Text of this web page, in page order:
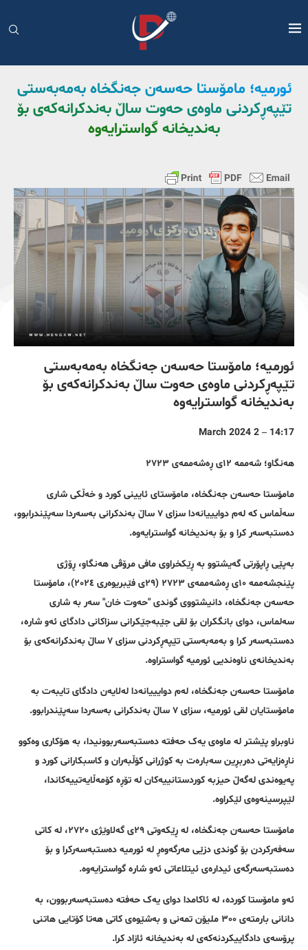
ئورمیە؛ مامۆستا حەسەن جەنگخاە بەمەبەستی
تێپەڕکردنی ماوەی حەوت ساڵ بەندکرانەکەی بۆ
بەندیخانە گواسترایەوە
ئورمیە؛ مامۆستا حەسەن جەنگخاە بەمەبەستی
تێپەڕکردنی ماوەی حەوت ساڵ بەندکرانەکەی بۆ
بەندیخانە گواسترایەوە
14:17 – 2 March 2024
هەنگاو؛ شەممە ١٢ی ڕەشەممەی ٢٧٢٣
مامۆستا حەسەن جەنگخاە، مامۆستای ئایینی کورد و خەڵکی شاری
سەڵماس کە لەم دوایییانەدا سزای ٧ ساڵ بەندکرانی بەسەردا سەپێندرابوو،
دەستبەسەر کرا و بۆ بەندیخانە گواسترایەوە.
بەپێی ڕاپۆرتی گەیشتوو بە ڕێکخراوی مافی مرۆڤی هەنگاو، ڕۆژی
پێنجشەممە ١٠ی ڕەشەممەی ٢٧٢٣ (٢٩ی فێبریوەری ٢٠٢٤)، مامۆستا
حەسەن جەنگخاە، دانیشتووی گوندی "حەوت خان" سەر بە شاری
سەلماس، دوای بانگکران بۆ لقی جێبەجێکرانی سزاکانی دادگای ئەو شارە،
دەستبەسەر کرا و بەمەبەستی تێپەڕکردنی سزای ٧ ساڵ بەندکرانەکەی بۆ
بەندیخانەی ناوەندیی ئورمیە گواستراوە.
مامۆستا حەسەن جەنگخاە، لەم دوایییانەدا لەلایەن دادگای تایبەت بە
مامۆستایان لقی ئورمیە، سزای ٧ ساڵ بەندکرانی بەسەردا سەپێندرابوو.
ناوبراو پێشتر لە ماوەی یەک حەفتە دەستبەسەربوونیدا، بە هۆکاری وەکوو
ناڕەزایەتی دەربڕین سەبارەت بە کوژرانی کۆڵبەران و کاسبکارانی کورد و
پەیوەندی لەگەڵ حیزبە کوردستانییەکان لە تۆڕە کۆمەڵایەتییەکاندا،
لێپرسینەوەی لێکراوە.
مامۆستا حەسەن جەنگخاە، لە ڕێکەوتی ٢٩ی گەلاوێژی ٢٧٢٠، لە کاتی
سەفەرکردن بۆ گوندی دزێی مەرگەوەڕ لە ئورمیە دەستبەسەرکرا و بۆ
دەستبەسەرگەی ئیدارەی ئیتلاعاتی ئەو شارە گواسترایەوە.
ئەو مامۆستا کوردە، لە ئاکامدا دوای یەک حەفتە دەستبەسەربوون، بە
دانانی بارمتەی ٣٠٠ ملیۆن تمەنی و بەشێوەی کاتی هەتا کۆتایی هاتنی
پرۆسەی دادگاییکردنەکەی لە بەندیخانە ئازاد کرا.